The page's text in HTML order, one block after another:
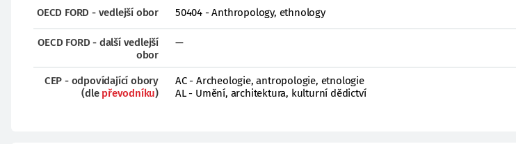
OECD FORD - vedlejší obor 50404 - Anthropology, ethnology
OECD FORD - další vedlejší
obor
—
CEP - odpovídající obory
(dle převodníku)
AC - Archeologie, antropologie, etnologie
AL - Umění, architektura, kulturní dědictví